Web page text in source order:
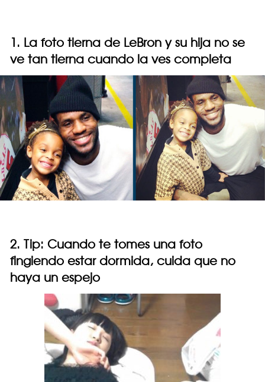
1. La foto tierna de LeBron y su hija no se
ve tan tierna cuando la ves completa
2. Tip: Cuando te tomes una foto
fingiendo estar dormida, cuida que no
haya un espejo